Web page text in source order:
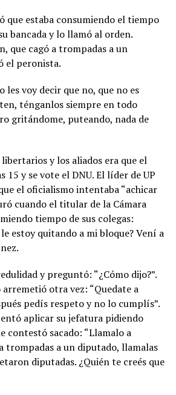
que estaba consumiendo el tiempo
bancada y lo llamó al orden.
que cagó a trompadas a un
el peronista.
les voy decir que no, que no es
ténganlos siempre en todo
gritándome, puteando, nada de
y los aliados era que el
15 y se vote el DNU. El líder de UP
el oficialismo intentaba “achicar
cuando el titular de la Cámara
tiempo de sus colegas:
estoy quitando a mi bloque? Vení a
y preguntó: “¿Cómo dijo?”.
otra vez: “Quedate a
pedís respeto y no lo cumplís”.
aplicar su jefatura pidiendo
contestó sacado: “Llamalo a
trompadas a un diputado, llamalas
diputadas. ¿Quién te creés que